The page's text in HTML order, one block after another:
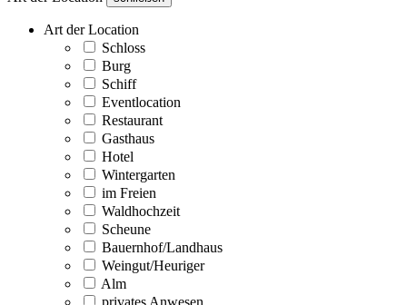
Art der Location
Schloss
Burg
Schiff
Eventlocation
Restaurant
Gasthaus
Hotel
Wintergarten
im Freien
Waldhochzeit
Scheune
Bauernhof/Landhaus
Weingut/Heuriger
Alm
privates Anwesen